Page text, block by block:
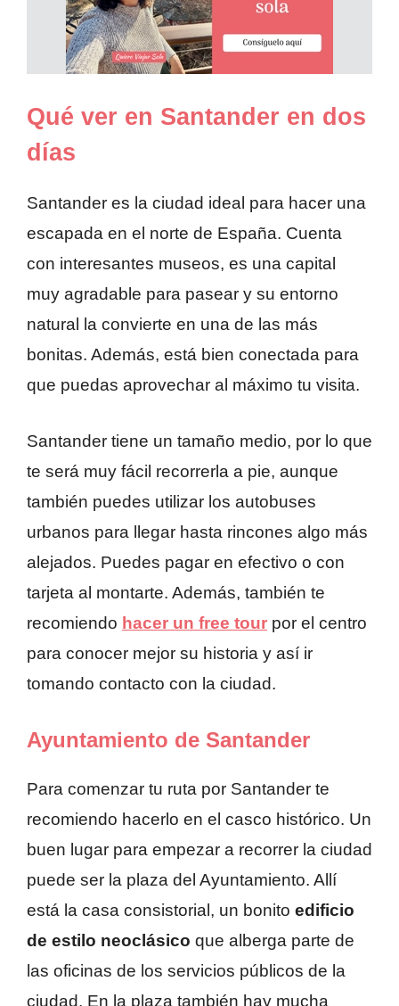
Qué ver en Santander en dos
días
Santander es la ciudad ideal para hacer una
escapada en el norte de España. Cuenta
con interesantes museos, es una capital
muy agradable para pasear y su entorno
natural la convierte en una de las más
bonitas. Además, está bien conectada para
que puedas aprovechar al máximo tu visita.
Santander tiene un tamaño medio, por lo que
te será muy fácil recorrerla a pie, aunque
también puedes utilizar los autobuses
urbanos para llegar hasta rincones algo más
alejados. Puedes pagar en efectivo o con
tarjeta al montarte. Además, también te
recomiendo hacer un free tour por el centro
para conocer mejor su historia y así ir
tomando contacto con la ciudad.
Ayuntamiento de Santander
Para comenzar tu ruta por Santander te
recomiendo hacerlo en el casco histórico. Un
buen lugar para empezar a recorrer la ciudad
puede ser la plaza del Ayuntamiento. Allí
está la casa consistorial, un bonito edificio
de estilo neoclásico que alberga parte de
las oficinas de los servicios públicos de la
ciudad. En la plaza también hay mucha